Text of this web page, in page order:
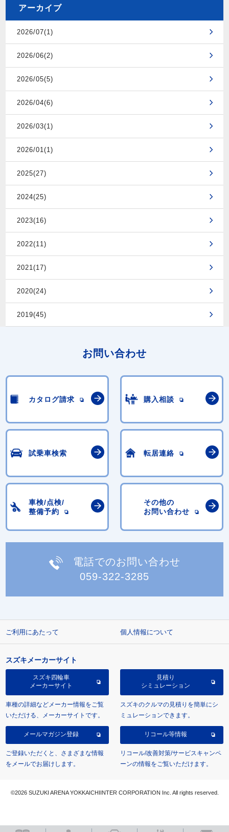
アーカイブ
2026/07(1)
2026/06(2)
2026/05(5)
2026/04(6)
2026/03(1)
2026/01(1)
2025(27)
2024(25)
2023(16)
2022(11)
2021(17)
2020(24)
2019(45)
お問い合わせ
カタログ請求 購入相談
試乗車検索 転居連絡
車検/点検/
整備予約
その他の
お問い合わせ
電話でのお問い合わせ
059-322-3285
ご利用にあたって 個人情報について
スズキメーカーサイト
スズキ四輪車
メーカーサイト
車種の詳細などメーカー情報をご覧
いただける、メーカーサイトです。
見積り
シミュレーション
スズキのクルマの見積りを簡単にシ
ミュレーションできます。
メールマガジン登録
ご登録いただくと、さまざまな情報
をメールでお届けします。
リコール等情報
リコール/改善対策/サービスキャンペ
ーンの情報をご覧いただけます。
©2026 SUZUKI ARENA YOKKAICHIINTER CORPORATION Inc. All rights reserved.